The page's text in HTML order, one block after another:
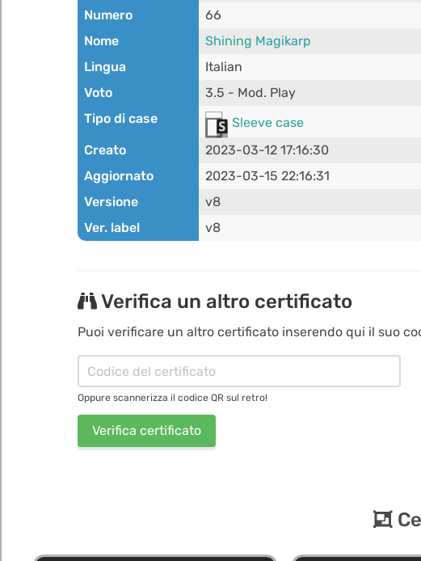
Numero
66
Nome
Shining Magikarp
Lingua
Italian
Voto
3.5 - Mod. Play
Tipo di case
Sleeve case
Creato
2023-03-12 17:16:30
Aggiornato
2023-03-15 22:16:31
Versione
v8
Ver. label
v8
Verifica un altro certificato
Puoi verificare un altro certificato inserendo qui il suo
Oppure scannerizza il codice QR sul retro!
Verifica certificato